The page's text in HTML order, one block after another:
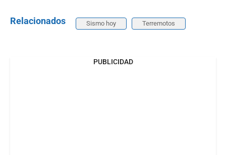
Relacionados Sismo hoy Terremotos
PUBLICIDAD